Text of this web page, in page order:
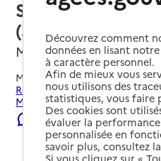
Service
(aide) – ADMR
Montmorillon, VIENNE
Mis à jour le30/07/2026
Rechercher les
Montmorillon.
Signaler une erreur
Découvrez comment
données en lisant
à caractère personnel.
Afin de mieux vous
nous utilisons des
statistiques, vous
Des cookies sont
évaluer la
personnalisée en
savoir plus, consultez